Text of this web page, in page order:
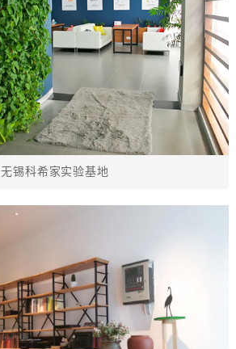
无锡科希家实验基地